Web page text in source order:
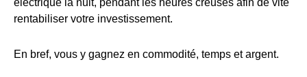
électrique la nuit, pendant les heures creuses afin de vite
rentabiliser votre investissement.
En bref, vous y gagnez en commodité, temps et argent.